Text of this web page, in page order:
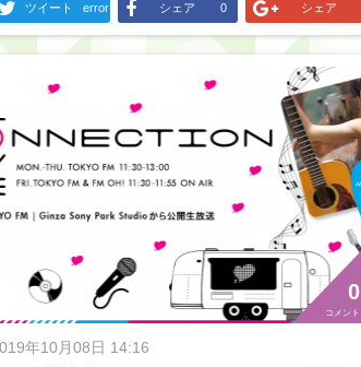
ツイート error シェア 0 シェア
年10月08日 14:16
0
コメント